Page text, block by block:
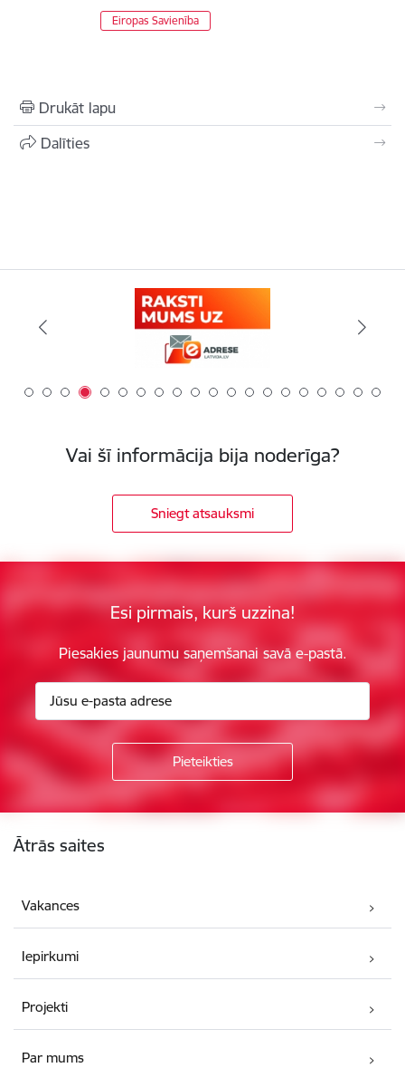
Eiropas Savienība
Drukāt lapu
Dalīties
Vai šī informācija bija noderīga?
Sniegt atsauksmi
Esi pirmais, kurš uzzina!
Piesakies jaunumu saņemšanai savā e-pastā.
Ātrās saites
Vakances
Iepirkumi
Projekti
Par mums